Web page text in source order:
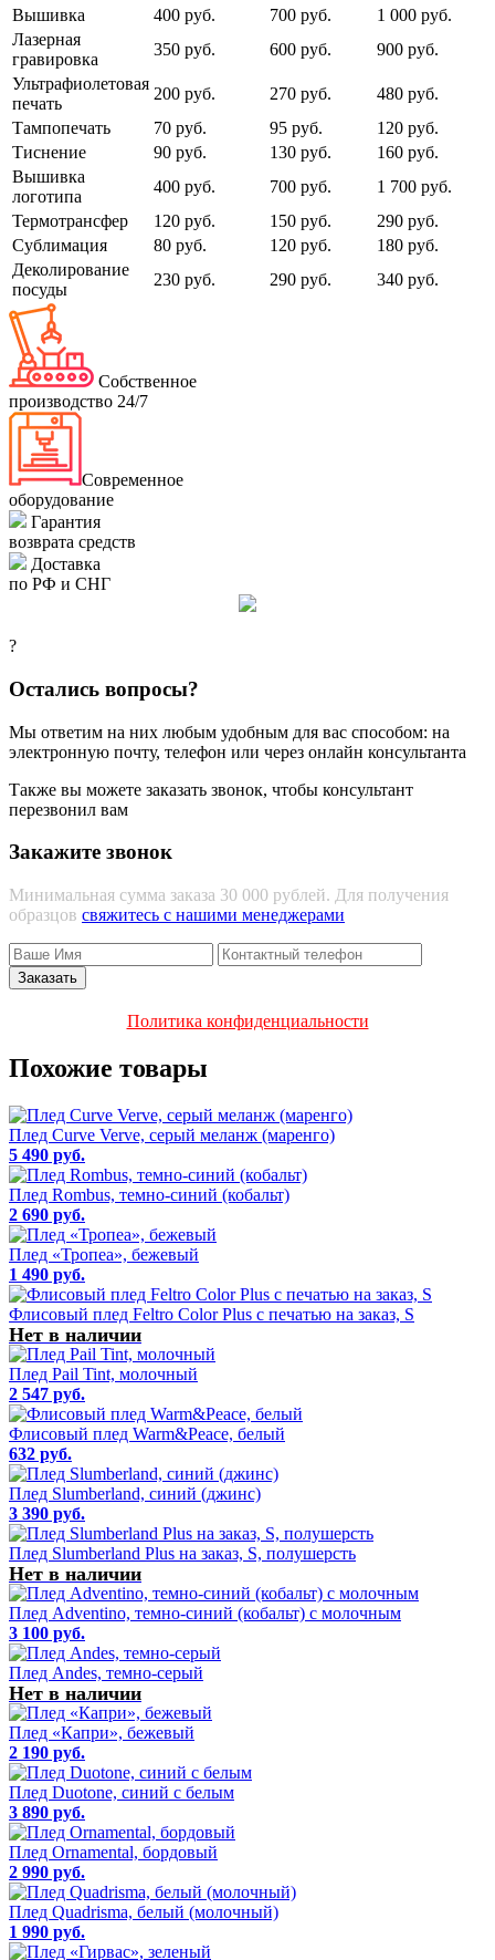
Вышивка
400 руб. 700 руб.
1 000 руб.
Лазерная
гравировка
350 руб. 600 руб.
900 руб.
Ультрафиолетовая
печать
200 руб. 270 руб.
480 руб.
Тампопечать
70 руб. 95 руб.
120 руб.
Тиснение
90 руб. 130 руб.
160 руб.
Вышивка
логотипа
400 руб. 700 руб.
1 700 руб.
Термотрансфер
120 руб. 150 руб.
290 руб.
Сублимация
80 руб. 120 руб.
180 руб.
Деколирование
посуды
230 руб. 290 руб. 340 руб.
Собственное
производство 24/7
Современное
оборудование
Гарантия
возврата средств
Доставка
по РФ и СНГ
?
Остались вопросы?
Мы ответим на них любым удобным для вас способом: на
электронную почту, телефон или через онлайн консультанта
Также вы можете заказать звонок, чтобы консультант
перезвонил вам
Закажите звонок
Минимальная сумма заказа 30 000 рублей. Для получения
образцов свяжитесь с нашими менеджерами
Политика конфиденциальности
Похожие товары
Плед Curve Verve, серый меланж (маренго)
5 490 руб.
Плед Rombus, темно-синий (кобальт)
2 690 руб.
Плед «Тропеа», бежевый
1 490 руб.
Флисовый плед Feltro Color Plus с печатью на заказ, S
Нет в наличии
Плед Pail Tint, молочный
2 547 руб.
Флисовый плед Warm&Peace, белый
632 руб.
Плед Slumberland, синий (джинс)
3 390 руб.
Плед Slumberland Plus на заказ, S, полушерсть
Нет в наличии
Плед Adventino, темно-синий (кобальт) с молочным
3 100 руб.
Плед Andes, темно-серый
Нет в наличии
Плед «Капри», бежевый
2 190 руб.
Плед Duotone, синий с белым
3 890 руб.
Плед Ornamental, бордовый
2 990 руб.
Плед Quadrisma, белый (молочный)
1 990 руб.